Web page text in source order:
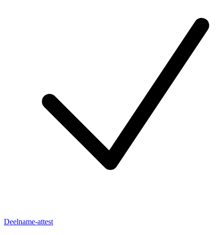
Deelname-attest